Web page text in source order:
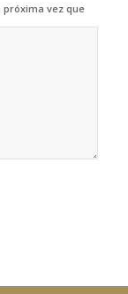
vez que